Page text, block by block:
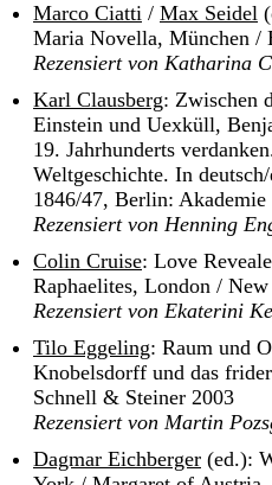
Marco Ciatti / Max Seidel
Maria Novella, München /
Rezensiert von Katharina
Karl Clausberg: Zwischen
Einstein und Uexküll,
19. Jahrhunderts
Weltgeschichte. In
1846/47, Berlin: Akademie
Rezensiert von Henning
Colin Cruise: Love
Raphaelites, London /
Rezensiert von Ekaterini
Tilo Eggeling: Raum und
Knobelsdorff und das
Schnell & Steiner 2003
Rezensiert von Martin
Dagmar Eichberger (ed.):